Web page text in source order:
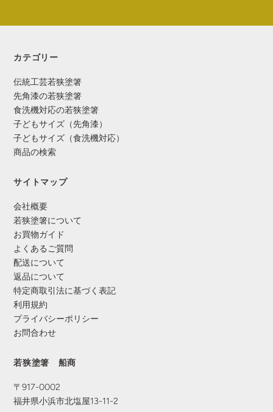
カテゴリー
伝統工芸若狭塗箸
先角漆の若狭塗箸
食洗機対応の若狭塗箸
子どもサイズ（先角漆）
子どもサイズ（食洗機対応）
商品の検索
サイトマップ
会社概要
若狭塗箸について
お買物ガイド
よくあるご質問
配送について
返品について
特定商取引法に基づく表記
利用規約
プライバシーポリシー
お問合わせ
若狭塗箸 船商
〒917-0002
福井県小浜市北塩屋13-11-2